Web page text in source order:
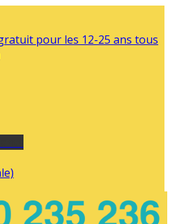
pour les 12-25 ans tous